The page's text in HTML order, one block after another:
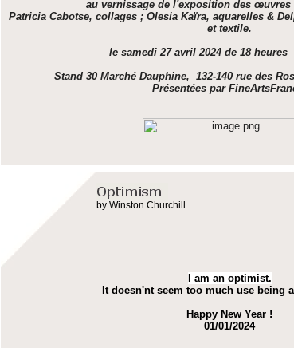
au vernissage de l'exposition des œuvres
Patricia Cabotse, collages ; Olesia Kaïra, aquarelles &
et textile.
le samedi 27 avril 2024 de 18 heures
Stand 30 Marché Dauphine, 132-140 rue des
Présentées par
by Winston Churchill
I am an optimist.
It doesn'nt seem too much use being
Happy New Year !
01/01/2024